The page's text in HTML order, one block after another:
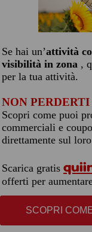
Se hai un’attività
visibilità in zona ,
per la tua attività.
NON
Scopri come puoi
commerciali e
direttamente sul
Scarica gratis
offerti per
SCOPRI